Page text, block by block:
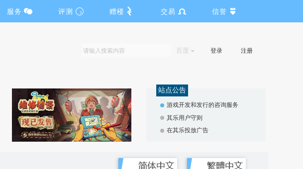
服务 评测 赠楼 交易 信誉
百度 登录 注册
站点公告
游戏开发和发行的咨询服务
其乐用户守则
在其乐投放广告